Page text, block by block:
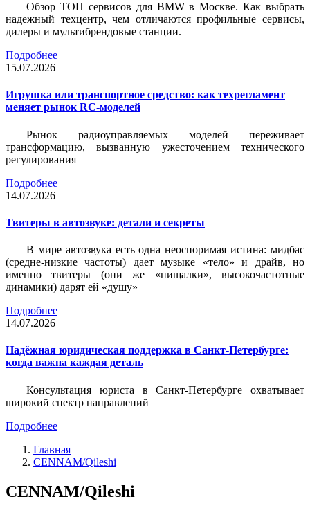
Обзор ТОП сервисов для BMW в Москве. Как выбрать
надежный техцентр, чем отличаются профильные сервисы,
дилеры и мультибрендовые станции.
Подробнее
15.07.2026
Игрушка или транспортное средство: как техрегламент
меняет рынок RC-моделей
Рынок радиоуправляемых моделей переживает
трансформацию, вызванную ужесточением технического
регулирования
Подробнее
14.07.2026
Твитеры в автозвуке: детали и секреты
В мире автозвука есть одна неоспоримая истина: мидбас
(средне-низкие частоты) дает музыке «тело» и драйв, но
именно твитеры (они же «пищалки», высокочастотные
динамики) дарят ей «душу»
Подробнее
14.07.2026
Надёжная юридическая поддержка в Санкт-Петербурге:
когда важна каждая деталь
Консультация юриста в Санкт-Петербурге охватывает
широкий спектр направлений
Подробнее
Главная
CENNAM/Qileshi
CENNAM/Qileshi